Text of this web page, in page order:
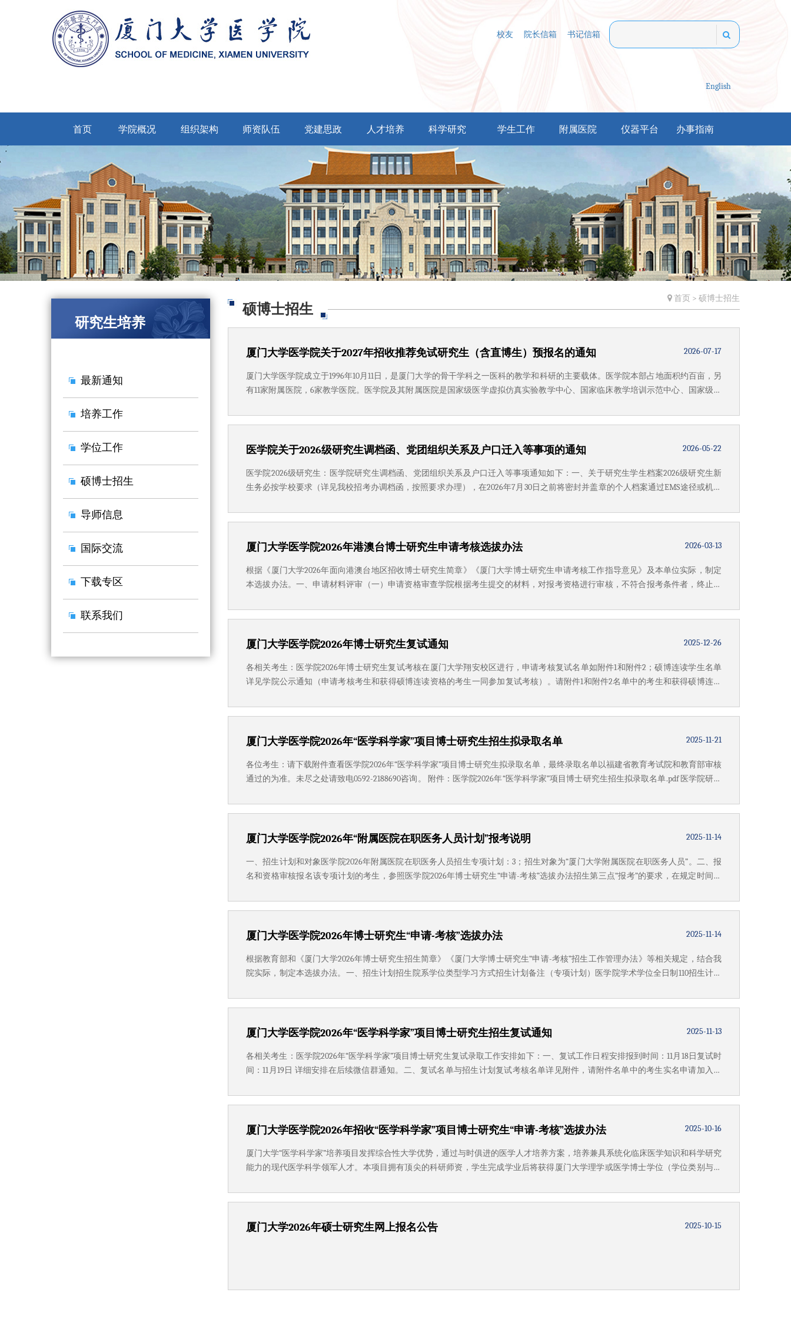
校友 院长信箱 书记信箱
English
首页 学院概况 组织架构 师资队伍 党建思政 人才培养 科学研究 学生工作 附属医院 仪器平台 办事指南
研究生培养
最新通知
培养工作
学位工作
硕博士招生
导师信息
国际交流
下载专区
联系我们
硕博士招生
首页 > 硕博士招生
厦门大学医学院关于2027年招收推荐免试研究生（含直博生）预报名的通知 2026-07-17
厦门大学医学院成立于1996年10月11日，是厦门大学的骨干学科之一医科的教学和科研的主要载体。医学院本部占地面积约百亩，另
有11家附属医院，6家教学医院。医学院及其附属医院是国家级医学虚拟仿真实验教学中心、国家临床教学培训示范中心、国家级临
眼医药基础研究创新中心以及15个省级重点实验室和研究中心、...
医学院关于2026级研究生调档函、党团组织关系及户口迁入等事项的通知 2026-05-22
医学院2026级研究生：医学院研究生调档函、党团组织关系及户口迁入等事项通知如下：一、关于研究生学生档案2026级研究生新
生务必按学校要求（详见我校招考办调档函，按照要求办理），在2026年7月30日之前将密封并盖章的个人档案通过EMS途径或机要
门大学翔安校区医学院爱礼北楼218办公室，邮编361102；联系人：...
厦门大学医学院2026年港澳台博士研究生申请考核选拔办法 2026-03-13
根据《厦门大学2026年面向港澳台地区招收博士研究生简章》《厦门大学博士研究生申请考核工作指导意见》及本单位实际，制定
本选拔办法。一、申请材料评审（一）申请资格审查学院根据考生提交的材料，对报考资格进行审核，不符合报考条件者，终止申
围复试的要求为：240分。申请材料审核成绩占总成绩的50%，审核原则如下：...
厦门大学医学院2026年博士研究生复试通知 2025-12-26
各相关考生：医学院2026年博士研究生复试考核在厦门大学翔安校区进行，申请考核复试名单如附件1和附件2；硕博连读学生名单
详见学院公示通知（申请考核考生和获得硕博连读资格的考生一同参加复试考核）。请附件1和附件2名单中的考生和获得硕博连读
弃复试资格的考生请发邮件至yxyyjs2@xmu.edu.cn。2026年我院博士总招生计划135名，...
厦门大学医学院2026年“医学科学家”项目博士研究生招生拟录取名单 2025-11-21
各位考生：请下载附件查看医学院2026年“医学科学家”项目博士研究生拟录取名单，最终录取名单以福建省教育考试院和教育部审核
通过的为准。未尽之处请致电0592-2188690咨询。 附件：医学院2026年“医学科学家”项目博士研究生招生拟录取名单.pdf 医学院研究
厦门大学医学院2026年“附属医院在职医务人员计划”报考说明 2025-11-14
一、招生计划和对象医学院2026年附属医院在职医务人员招生专项计划：3；招生对象为“厦门大学附属医院在职医务人员”。二、报
名和资格审核报名该专项计划的考生，参照医学院2026年博士研究生“申请-考核”选拔办法招生第三点“报考”的要求，在规定时间内
行审核，不符合报考条件者，终止申请程序；符合报考条件者，...
厦门大学医学院2026年博士研究生“申请-考核”选拔办法 2025-11-14
根据教育部和《厦门大学2026年博士研究生招生简章》《厦门大学博士研究生“申请-考核”招生工作管理办法》等相关规定，结合我
院实际，制定本选拔办法。一、招生计划招生院系学位类型学习方式招生计划备注（专项计划）医学院学术学位全日制110招生计划
个少民骨干计划中，其中1个计划为南疆高校教师专项招生计划，...
厦门大学医学院2026年“医学科学家”项目博士研究生招生复试通知 2025-11-13
各相关考生：医学院2026年“医学科学家”项目博士研究生复试录取工作安排如下：一、复试工作日程安排报到时间：11月18日复试时
间：11月19日 详细安排在后续微信群通知。二、复试名单与招生计划复试考核名单详见附件，请附件名单中的考生实名申请加入微
5名，学院将视生源情况对招生计划进行调整并确定最终拟录取人数。...
厦门大学医学院2026年招收“医学科学家”项目博士研究生“申请-考核”选拔办法 2025-10-16
厦门大学“医学科学家”培养项目发挥综合性大学优势，通过与时俱进的医学人才培养方案，培养兼具系统化临床医学知识和科学研究
能力的现代医学科学领军人才。本项目拥有顶尖的科研师资，学生完成学业后将获得厦门大学理学或医学博士学位（学位类别与录
克世界医学难题，以造福人类健康为使命的青年学子报名。医学科学家同时也是医学领域的领军人才，...
厦门大学2026年硕士研究生网上报名公告 2025-10-15